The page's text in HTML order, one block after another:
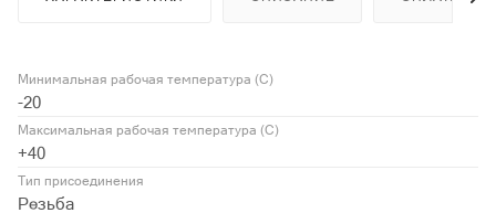
Минимальная рабочая температура (С)
-20
Максимальная рабочая температура (С)
+40
Тип присоединения
Резьба